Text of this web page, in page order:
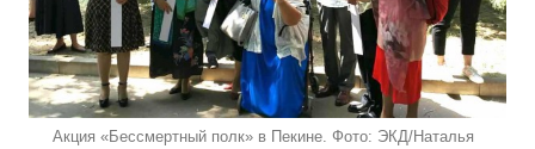
Акция «Бессмертный полк» в Пекине. Фото: ЭКД/Наталья